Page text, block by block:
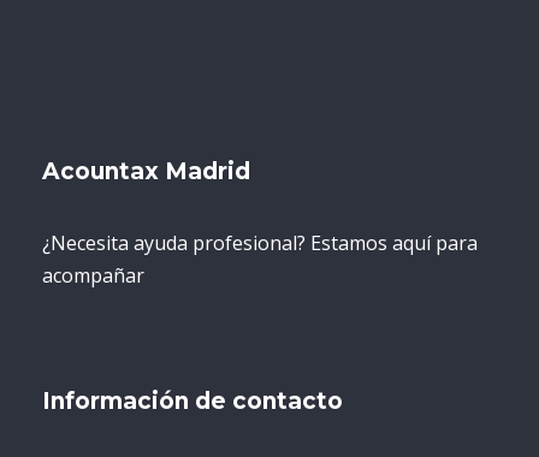
Acountax Madrid
¿Necesita ayuda profesional? Estamos aquí para
acompañar
Información de contacto